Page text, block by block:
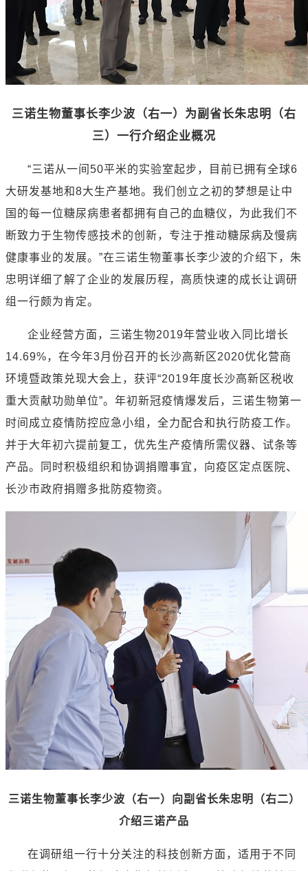
三诺生物董事长李少波（右一）为副省长朱忠明（右
三）一行介绍企业概况
“三诺从一间 50平米的实验室起步，目前已拥有全球6
大研发基地和8大生产基地。我们创立之初的梦想是让中
国的每一位糖尿病患者都拥有自己的血糖仪，为此我们不
断致力于生物传感技术的创新，专注于推动糖尿病及慢病
健康事业的发展。”在三诺生物董事长李少波的介绍下，朱
忠明详细了解了企业的发展历程，高质快速的成长让调研
组一行颇为肯定。
企业经营方面，三诺生物2019年营业收入同比增长
14.69%，在今年3月份召开的长沙高新区2020优化营商
环境暨政策兑现大会上，获评“2019年度长沙高新区税收
重大贡献功勋单位”。年初新冠疫情爆发后，三诺生物第一
时间成立疫情防控应急小组，全力配合和执行防疫工作。
并于大年初六提前复工，优先生产疫情所需仪器、试条等
产品。同时积极组织和协调捐赠事宜，向疫区定点医院、
长沙市政府捐赠多批防疫物资。
三诺生物董事长李少波（右一）向副省长朱忠明（右二）
介绍三诺产品
在调研组一行十分关注的科技创新方面，适用于不同